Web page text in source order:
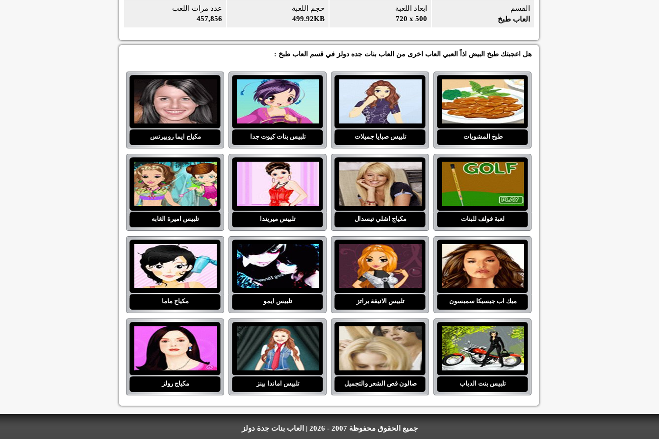
عدد مرات اللعب
457,856
حجم اللعبة
499.92KB
ابعاد اللعبة
720 x 500
القسم
العاب طبخ
هل اعجبتك طبخ البيض اذاً العبي العاب اخرى من العاب بنات جده دولز في قسم العاب طبخ :
طبخ المشويات تلبيس صبايا جميلات تلبيس بنات كيوت جدا مكياج ايما روبيرتس
لعبة قولف للبنات مكياج اشلي تيسدال تلبيس ميريندا تلبيس اميرة الغابه
ميك اب جيسيكا سمبسون تلبيس الانيقة براتز تلبيس ايمو مكياج ماما
تلبيس بنت الدباب صالون قص الشعر والتجميل تلبيس اماندا بينز مكياج رولز
جميع الحقوق محفوظة 2007 - 2026 | العاب بنات جدة دولز